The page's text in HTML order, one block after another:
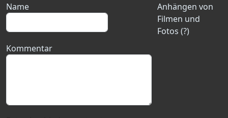
Anhängen von
Filmen und
Fotos (?)
Name
Kommentar